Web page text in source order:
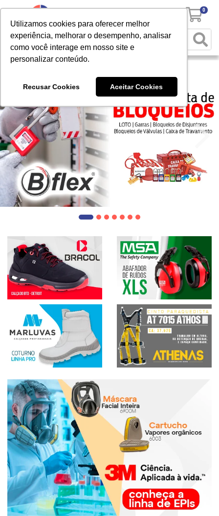
Utilizamos cookies para oferecer melhor
experiência, melhorar o desempenho, analisar
como você interage em nosso site e
personalizar conteúdo.
Recusar Cookies Aceitar Cookies
0